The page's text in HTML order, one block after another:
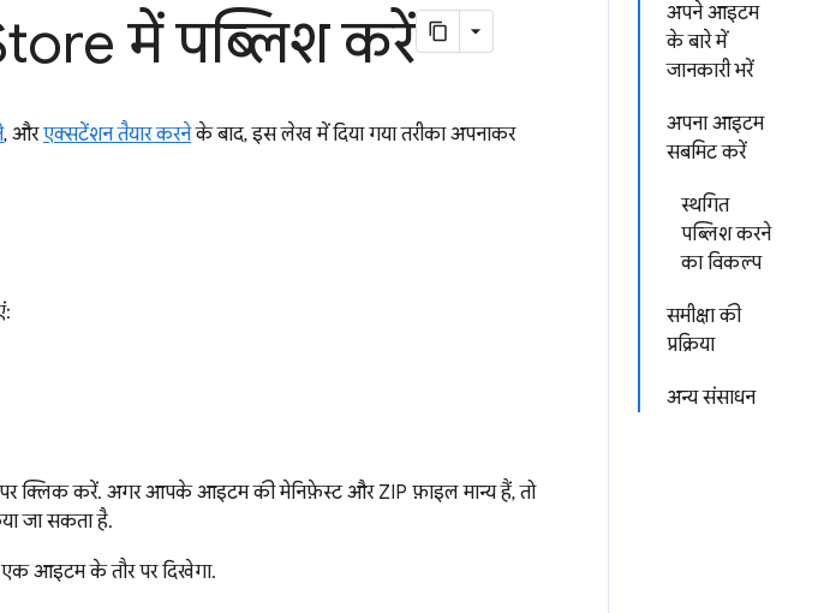
अपने आइटम
के बारे में
जानकारी भरें
अपना आइटम
सबमिट करें
स्थगित
पब्लिश करने
का विकल्प
समीक्षा की
प्रक्रिया
अन्य संसाधन
में पब्लिश करें
, औरएक्सटेंशन तैयार करनेके बाद, इस लेख में दिया गया तरीका अपनाकर
क्लिक करें. अगर आपके आइटम की मेनिफ़ेस्ट और ZIP फ़ाइल मान्य हैं, तो
जा सकता है.
आइटम के तौर पर दिखेगा.